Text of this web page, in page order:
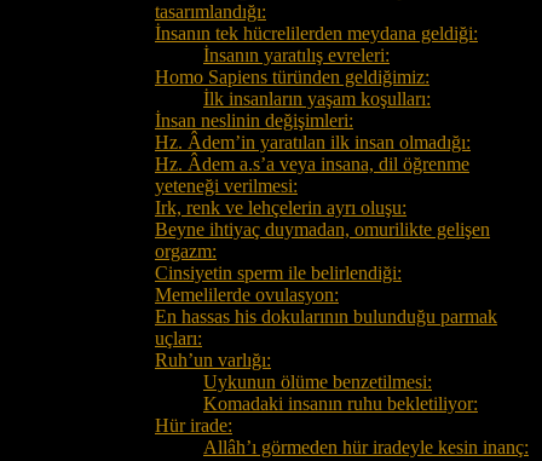
tasarımlandığı:
İnsanın tek hücrelilerden meydana geldiği:
İnsanın yaratılış evreleri:
Homo Sapiens türünden geldiğimiz:
İlk insanların yaşam koşulları:
İnsan neslinin değişimleri:
Hz. Âdem’in yaratılan ilk insan olmadığı:
Hz. Âdem a.s’a veya insana, dil öğrenme
yeteneği verilmesi:
Irk, renk ve lehçelerin ayrı oluşu:
Beyne ihtiyaç duymadan, omurilikte gelişen
orgazm:
Cinsiyetin sperm ile belirlendiği:
Memelilerde ovulasyon:
En hassas his dokularının bulunduğu parmak
uçları:
Ruh’un varlığı:
Uykunun ölüme benzetilmesi:
Komadaki insanın ruhu bekletiliyor:
Hür irade:
Allâh’ı görmeden hür iradeyle kesin inanç: